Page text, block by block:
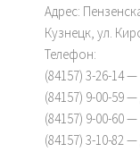
Адрес:
Кузнецк, ул.
Телефон:
(84157) 3-26-14
(84157) 9-00-59
(84157) 9-00-60
(84157) 3-10-82